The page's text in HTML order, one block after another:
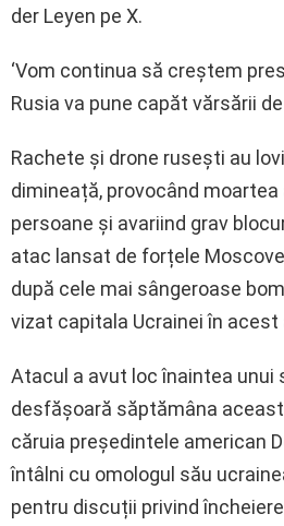
der Leyen pe X.
‘Vom continua să creștem
Rusia va pune capăt vărsării
Rachete și drone rusești au
dimineață, provocând moartea
persoane și avariind grav
atac lansat de forțele
după cele mai sângeroase
vizat capitala Ucrainei în acest
Atacul a avut loc înaintea unui
desfășoară săptămâna
căruia președintele american
întâlni cu omologul său
pentru discuții privind